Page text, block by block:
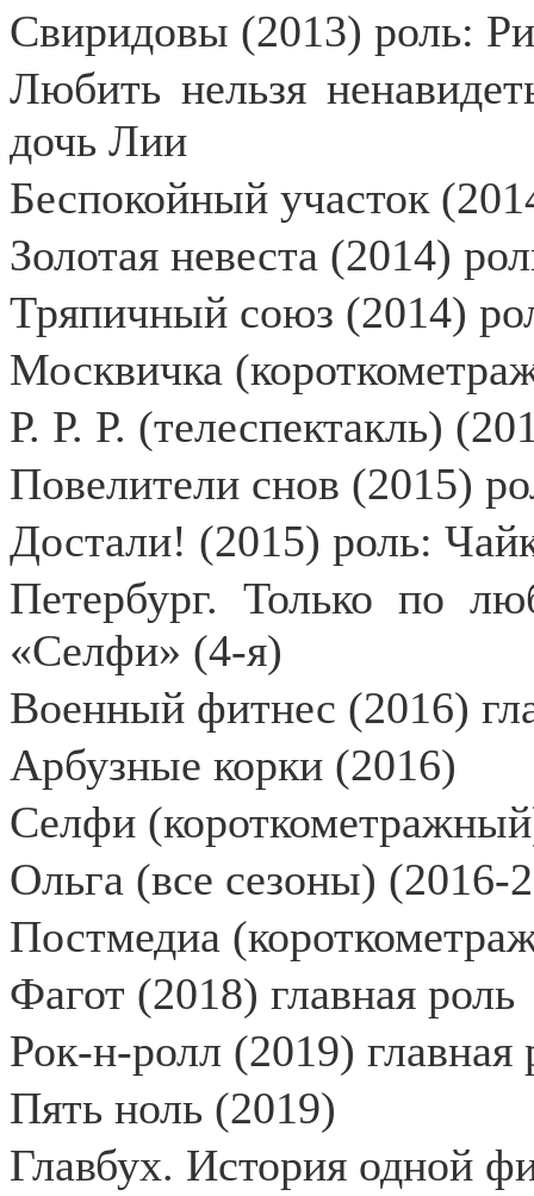
Свиридовы (2013) роль:
Любить нельзя
дочь Лии
Беспокойный участок
Золотая невеста (2014)
Тряпичный союз (2014)
Москвичка
Р. Р. Р. (телеспектакль)
Повелители снов (2015)
Достали! (2015) роль:
Петербург. Только по
«Селфи» (4-я)
Военный фитнес (2016)
Арбузные корки (2016)
Селфи
Ольга (все сезоны) (2016-
Постмедиа
Фагот (2018) главная роль
Рок-н-ролл (2019) главная
Пять ноль (2019)
Главбух. История одной